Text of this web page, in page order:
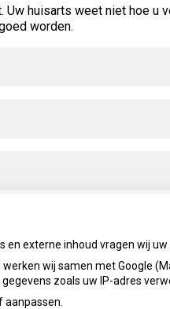
huisarts weet niet hoe u
worden.
en externe inhoud vragen wij
wij samen met Google
zoals uw IP-adres